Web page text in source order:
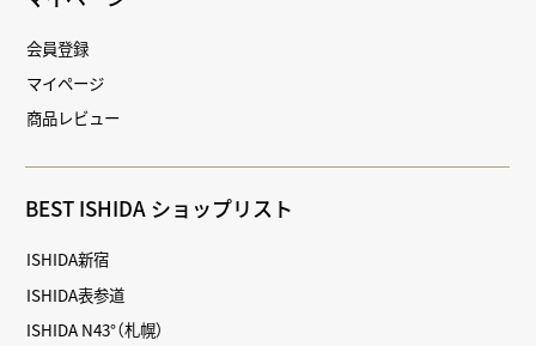
会員登録
マイページ
商品レビュー
BEST ISHIDA ショップリスト
ISHIDA新宿
ISHIDA表参道
ISHIDA N43°（札幌）